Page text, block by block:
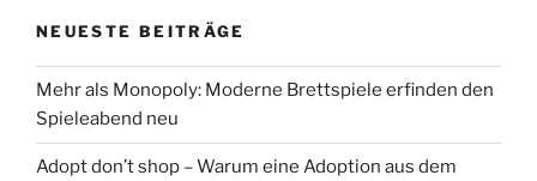
NEUESTE BEITRÄGE
Mehr als Monopoly: Moderne Brettspiele erfinden den
Spieleabend neu
Adopt don’t shop – Warum eine Adoption aus dem